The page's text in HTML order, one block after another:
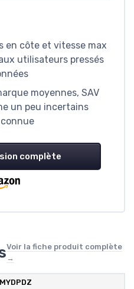
en côte et vitesse max
utilisateurs pressés
moyennes, SAV
un peu incertains
complète
Voir la fiche produit complète
→